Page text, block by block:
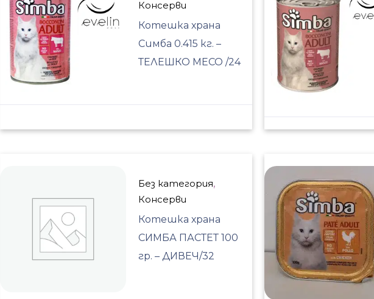
Консерви
Котешка храна
Симба 0.415 кг. –
ТЕЛЕШКО МЕСО /24
Без категория,
Консерви
Котешка храна
СИМБА ПАСТЕТ 100
гр. – ДИВЕЧ/32